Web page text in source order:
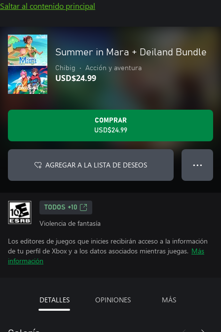
Saltar al contenido principal
Summer in Mara + Deiland Bundle
Chibig • Acción y aventura
USD$24.99
COMPRAR
USD$24.99
AGREGAR A LA LISTA DE DESEOS ● ● ●
TODOS +10
Violencia de fantasía
Los editores de juegos que inicies recibirán acceso a la información
de tu perfil de Xbox y a los datos asociados mientras juegas. Más
información
DETALLES OPINIONES MÁS